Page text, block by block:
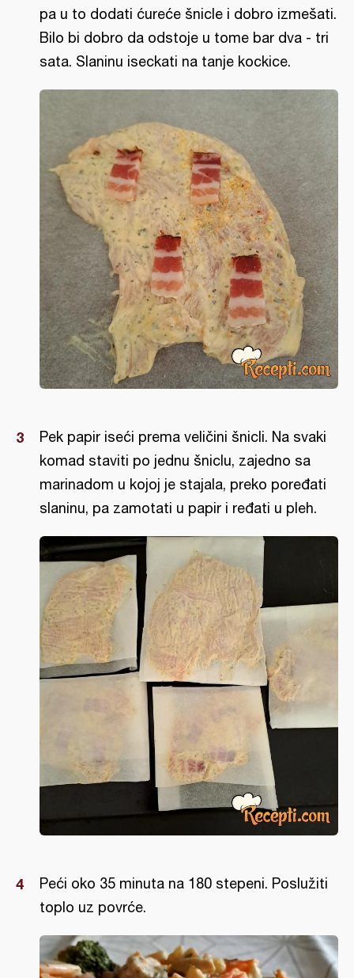
pa u to dodati ćureće šnicle i dobro izmešati.
Bilo bi dobro da odstoje u tome bar dva - tri
sata. Slaninu iseckati na tanje kockice.
Pek papir iseći prema veličini šnicli. Na svaki
komad staviti po jednu šniclu, zajedno sa
marinadom u kojoj je stajala, preko poređati
slaninu, pa zamotati u papir i ređati u pleh.
Peći oko 35 minuta na 180 stepeni. Poslužiti
toplo uz povrće.